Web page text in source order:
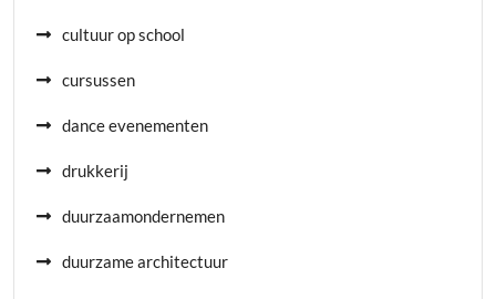
cultuur op school
cursussen
dance evenementen
drukkerij
duurzaamondernemen
duurzame architectuur